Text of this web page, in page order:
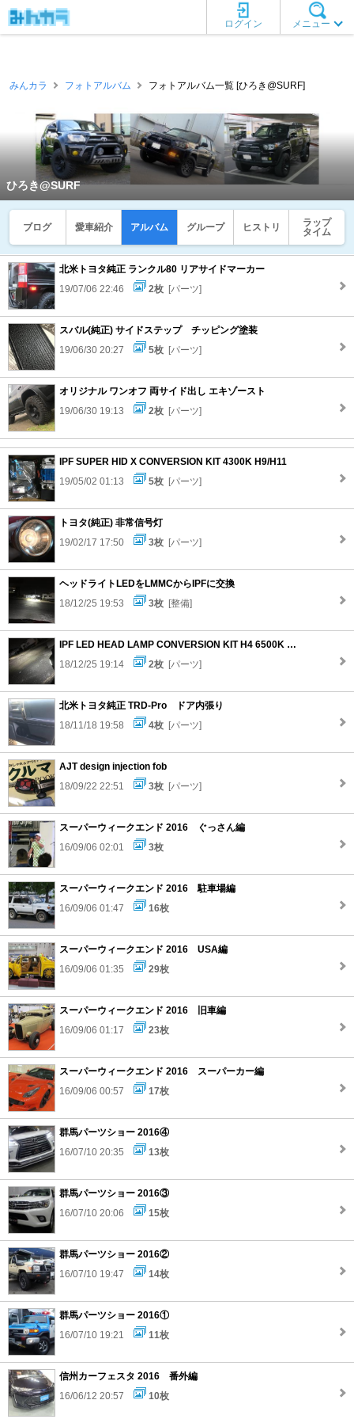
メニュー
ログイン
みんカラ フォトアルバム フォトアルバム一覧 [ひろき@SURF]
ひろき@SURF
ブログ 愛車紹介 アルバム グループ ヒストリ
ラップ
タイム
北米トヨタ純正 ランクル80 リアサイドマーカー
19/07/06 22:46
2枚 [パーツ]
スバル(純正) サイドステップ チッピング塗装
19/06/30 20:27
5枚 [パーツ]
オリジナル ワンオフ 両サイド出し エキゾースト
19/06/30 19:13
2枚 [パーツ]
IPF SUPER HID X CONVERSION KIT 4300K H9/H11
19/05/02 01:13
5枚 [パーツ]
トヨタ(純正) 非常信号灯
19/02/17 17:50
3枚 [パーツ]
ヘッドライトLEDをLMMCからIPFに交換
18/12/25 19:53
3枚 [整備]
IPF LED HEAD LAMP CONVERSION KIT H4 6500K 341HLB2
18/12/25 19:14
2枚 [パーツ]
北米トヨタ純正 TRD-Pro ドア内張り
18/11/18 19:58
4枚 [パーツ]
AJT design injection fob
18/09/22 22:51
3枚 [パーツ]
スーパーウィークエンド 2016 ぐっさん編
16/09/06 02:01
3枚
スーパーウィークエンド 2016 駐車場編
16/09/06 01:47
16枚
スーパーウィークエンド 2016 USA編
16/09/06 01:35
29枚
スーパーウィークエンド 2016 旧車編
16/09/06 01:17
23枚
スーパーウィークエンド 2016 スーパーカー編
16/09/06 00:57
17枚
群馬パーツショー 2016④
16/07/10 20:35
13枚
群馬パーツショー 2016③
16/07/10 20:06
15枚
群馬パーツショー 2016②
16/07/10 19:47
14枚
群馬パーツショー 2016①
16/07/10 19:21
11枚
信州カーフェスタ 2016 番外編
16/06/12 20:57
10枚